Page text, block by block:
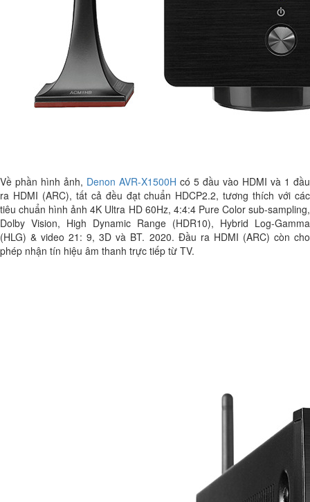
Về phần hình ảnh, Denon AVR-X1500H có 5 đầu vào HDMI và 1 đầu
ra HDMI (ARC), tất cả đều đạt chuẩn HDCP2.2, tương thích với các
tiêu chuẩn hình ảnh 4K Ultra HD 60Hz, 4:4:4 Pure Color sub-sampling,
Dolby Vision, High Dynamic Range (HDR10), Hybrid Log-Gamma
(HLG) & video 21: 9, 3D và BT. 2020. Đầu ra HDMI (ARC) còn cho
phép nhận tín hiệu âm thanh trực tiếp từ TV.